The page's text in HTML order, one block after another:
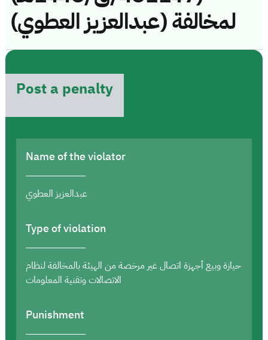
لمخالفة (عبدالعزيز العطوي)
Post a penalty
Name of the violator
عبدالعزيز العطوي
Type of violation
حيازة وبيع أجهزة اتصال غير مرخصة من الهيئة بالمخالفة لنظام
الاتصالات وتقنية المعلومات
Punishment